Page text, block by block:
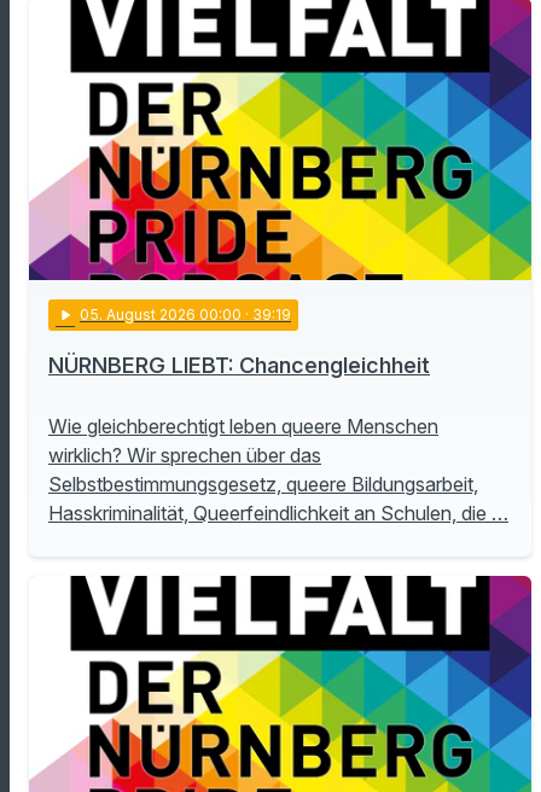
play_arrow 05. August 2026 00:00 · 39:19
NÜRNBERG LIEBT: Chancengleichheit
Wie gleichberechtigt leben queere Menschen
wirklich? Wir sprechen über das
Selbstbestimmungsgesetz, queere Bildungsarbeit,
Hasskriminalität, Queerfeindlichkeit an Schulen, die …